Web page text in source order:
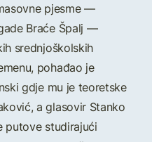
pjesme —
Braće Špalj —
srednjoškolskih
pohađao je
gdje mu je teoretske
a glasovir Stanko
putove studirajući